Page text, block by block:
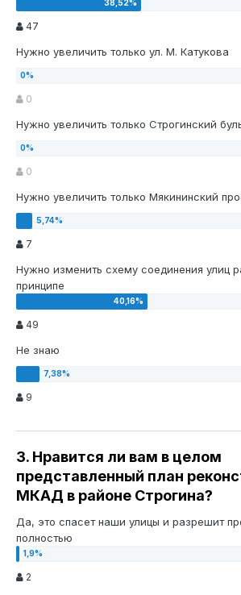
47
Нужно увеличить только ул. М. Катукова
0
Нужно увеличить только Строгинский
0
Нужно увеличить только Мякининский
7
Нужно изменить схему соединения улиц
принципе
49
Не знаю
9
3. Нравится ли вам в целом
представленный план
МКАД в районе Строгина?
Да, это спасет наши улицы и разрешит
полностью
2